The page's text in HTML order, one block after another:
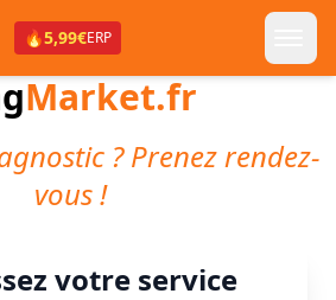
🔥5,99€ERP
Market.fr
? Prenez rendez-
vous !
votre service